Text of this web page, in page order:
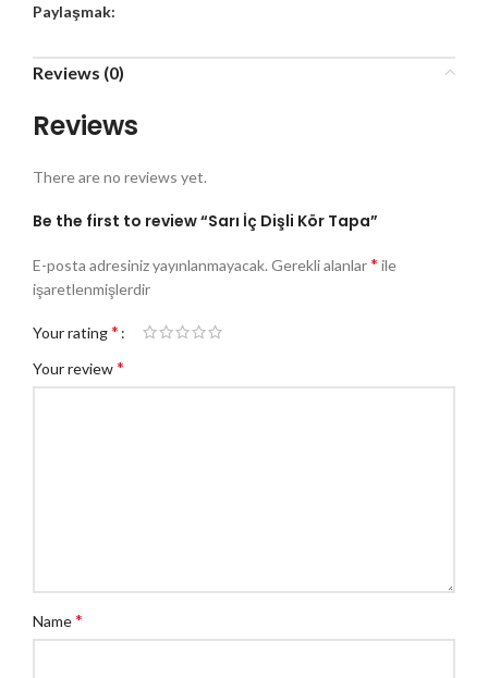
Paylaşmak:
Reviews (0)
Reviews
There are no reviews yet.
Be the first to review “Sarı İç Dişli Kör Tapa”
E-posta adresiniz yayınlanmayacak. Gerekli alanlar* ile
işaretlenmişlerdir
Your rating*
Your review*
Name*